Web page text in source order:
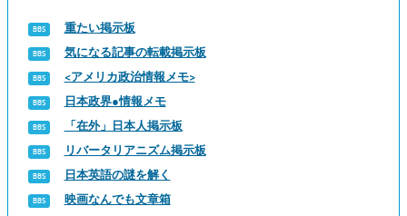
重たい掲示板
気になる記事の転載掲示板
<アメリカ政治情報メモ>
日本政界●情報メモ
「在外」日本人掲示板
リバータリアニズム掲示板
日本英語の謎を解く
映画なんでも文章箱